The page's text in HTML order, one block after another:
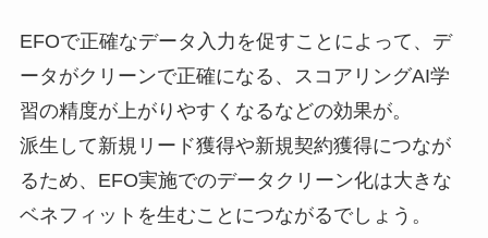
EFOで正確なデータ入力を促すことによって、デ
ータがクリーンで正確になる、スコアリングAI学
習の精度が上がりやすくなるなどの効果が。
派生して新規リード獲得や新規契約獲得につなが
るため、 EFO実施でのデータクリーン化は大きな
ベネフィットを生むことにつながるでしょう。